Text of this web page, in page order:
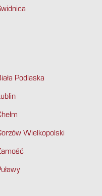
Podlaska
Wielkopolski